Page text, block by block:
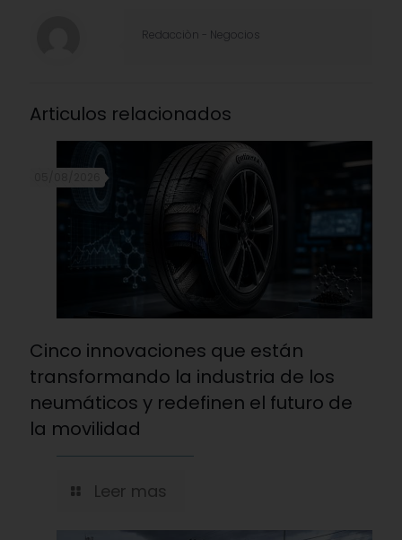
Redacciòn - Negocios
Articulos relacionados
Cinco innovaciones que están
transformando la industria de los
neumáticos y redefinen el futuro de
la movilidad
Leer mas